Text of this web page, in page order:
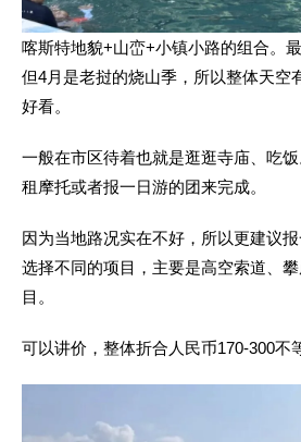
喀斯特地貌+山峦+小镇小路的组合。
但4月是老挝的烧山季，所以整体天空
好看。
一般在市区待着也就是逛逛寺庙、吃
租摩托或者报一日游的团来完成。
因为当地路况实在不好，所以更建议
选择不同的项目，主要是高空索道、
目。
可以讲价，整体折合人民币170-300不